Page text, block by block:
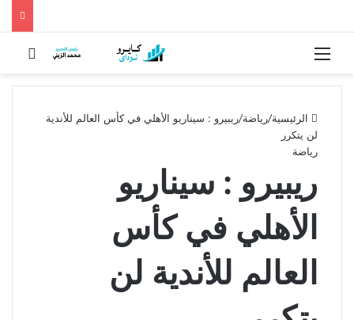
الرئيسية/رياضة/ريبيرو : سيناريو الأهلي في كأس العالم للأندية
لن يتكرر
رياضة
ريبيرو : سيناريو
الأهلي في كأس
العالم للأندية لن